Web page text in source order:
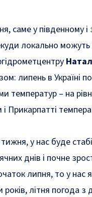
саме у південному і
локально можуть
липень в Україні
температур – на
і Прикарпатті
у нас буде
днів і почне
липня, то у нас
років, літня погода